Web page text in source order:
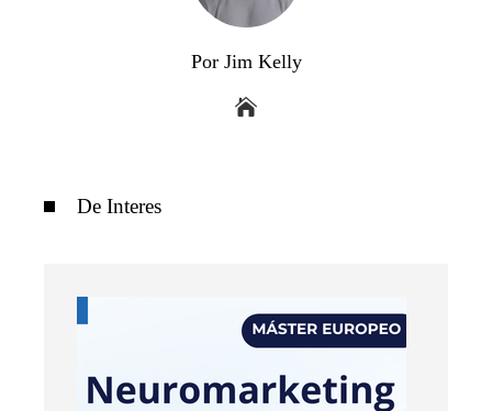
Por Jim Kelly
De Interes